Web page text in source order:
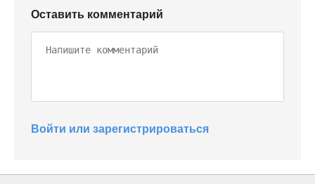
Оставить комментарий
Войти или зарегистрироваться